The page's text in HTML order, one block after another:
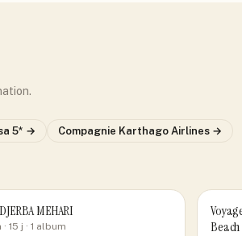
5* → Compagnie Karthago Airlines →
MEHARI
· 15 j · 1 album
Beach